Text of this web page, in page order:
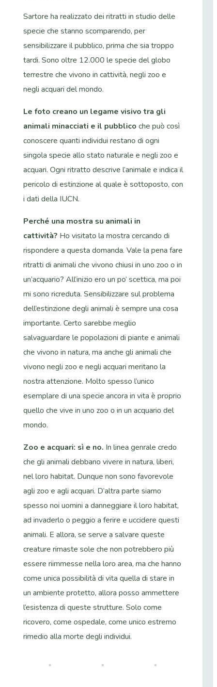
Sartore ha realizzato dei ritratti in studio delle
specie che stanno scomparendo, per
sensibilizzare il pubblico, prima che sia troppo
tardi. Sono oltre 12.000 le specie del globo
terrestre che vivono in cattività, negli zoo e
negli acquari del mondo.
Le foto creano un legame visivo tra gli
animali minacciati e il pubblico che può così
conoscere quanti individui restano di ogni
singola specie allo stato naturale e negli zoo e
acquari. Ogni ritratto descrive l’animale e indica il
pericolo di estinzione al quale è sottoposto, con
i dati della IUCN.
Perché una mostra su animali in
cattività? Ho visitato la mostra cercando di
rispondere a questa domanda. Vale la pena fare
ritratti di animali che vivono chiusi in uno zoo o in
un’acquario? All’inizio ero un po’ scettica, ma poi
mi sono ricreduta. Sensibilizzare sul problema
dell’estinzione degli animali è sempre una cosa
importante. Certo sarebbe meglio
salvaguardare le popolazioni di piante e animali
che vivono in natura, ma anche gli animali che
vivono negli zoo e negli acquari meritano la
nostra attenzione. Molto spesso l’unico
esemplare di una specie ancora in vita è proprio
quello che vive in uno zoo o in un acquario del
mondo.
Zoo e acquari: sì e no. In linea genrale credo
che gli animali debbano vivere in natura, liberi,
nel loro habitat. Dunque non sono favorevole
agli zoo e agli acquari. D’altra parte siamo
spesso noi uomini a danneggiare il loro habitat,
ad invaderlo o peggio a ferire e uccidere questi
animali. E allora, se serve a salvare queste
creature rimaste sole che non potrebbero più
essere riimmesse nella loro area, ma che hanno
come unica possibilità di vita quella di stare in
un ambiente protetto, allora posso ammettere
l’esistenza di queste strutture. Solo come
ricovero, come ospedale, come unico estremo
rimedio alla morte degli individui.